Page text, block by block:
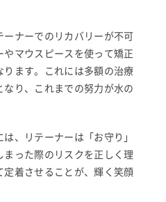
ナーでのリカバリーが不可
マウスピースを使って矯正
ります。これには多額の治療
り、これまでの努力が水の
、リテーナーは「お守り」
った際のリスクを正しく理
着させることが、輝く笑顔